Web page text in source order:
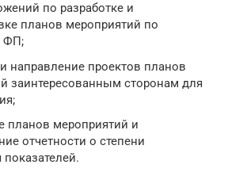
по разработке и
планов мероприятий по
ФП;
направление проектов планов
заинтересованным сторонам для
планов мероприятий и
отчетности о степени